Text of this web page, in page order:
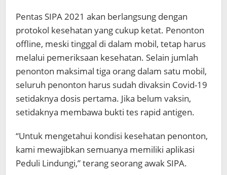
Pentas SIPA 2021 akan berlangsung dengan
protokol kesehatan yang cukup ketat. Penonton
offline, meski tinggal di dalam mobil, tetap harus
melalui pemeriksaan kesehatan. Selain jumlah
penonton maksimal tiga orang dalam satu mobil,
seluruh penonton harus sudah divaksin Covid-19
setidaknya dosis pertama. Jika belum vaksin,
setidaknya membawa bukti tes rapid antigen.
“Untuk mengetahui kondisi kesehatan penonton,
kami mewajibkan semuanya memiliki aplikasi
Peduli Lindungi,” terang seorang awak SIPA.